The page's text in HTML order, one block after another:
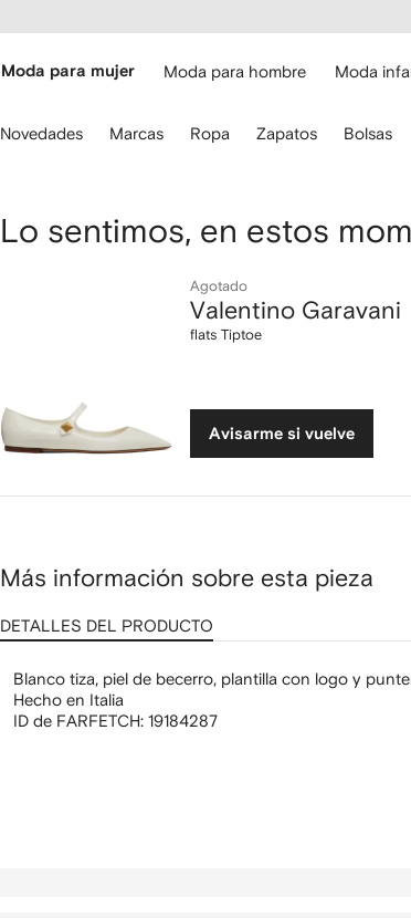
Moda para mujer Moda para hombre Moda
Novedades Marcas Ropa Zapatos Bolsas
Valentino
Lo sentimos, en estos
Agotado
Valentino Garavani
flats Tiptoe
Avisarme si vuelve
Más información sobre esta pieza
DETALLES DEL PRODUCTO
Blanco tiza, piel de becerro, plantilla con logo y
Hecho en Italia
ID de FARFETCH: 19184287